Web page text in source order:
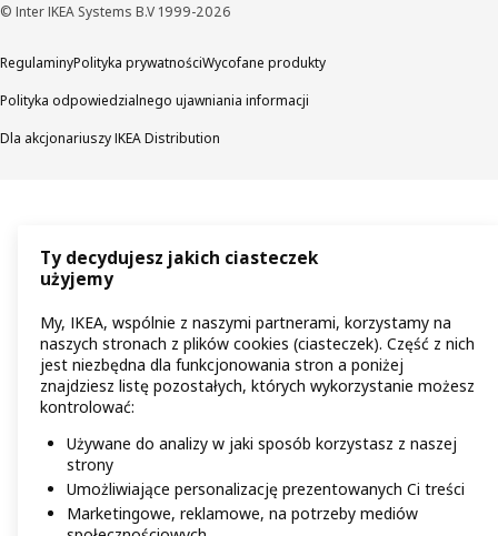
© Inter IKEA Systems B.V 1999-2026
RegulaminyPolityka prywatnościWycofane produkty
Polityka odpowiedzialnego ujawniania informacji
Dla akcjonariuszy IKEA Distribution
Ty decydujesz jakich ciasteczek
użyjemy
My, IKEA, wspólnie z naszymi partnerami, korzystamy na
naszych stronach z plików cookies (ciasteczek). Część z nich
jest niezbędna dla funkcjonowania stron a poniżej
znajdziesz listę pozostałych, których wykorzystanie możesz
kontrolować:
Używane do analizy w jaki sposób korzystasz z naszej
strony
Umożliwiające personalizację prezentowanych Ci treści
Marketingowe, reklamowe, na potrzeby mediów